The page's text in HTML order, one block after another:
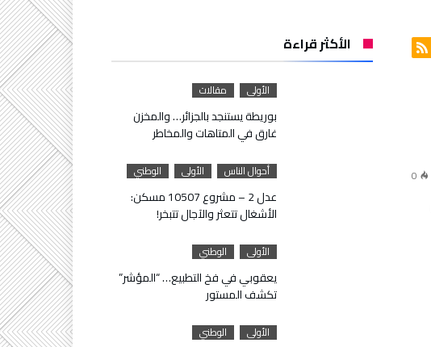
0
الأكثر قراءة
الأولى مقالات
بوريطة يستنجد بالجزائر… والمخزن
غارق في المتاهات والمخاطر
أحوال الناس الأولى الوطني
عدل 2 – مشروع 10507 مسكن:
الأشغال تتعثر والآجال تتبخر!
الأولى الوطني
يعقوبي في فخ التطبيع… “المؤشر”
تكشف المستور
الأولى الوطني